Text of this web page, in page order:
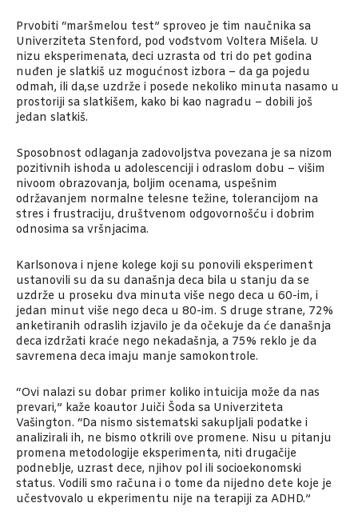
Prvobiti “maršmelou test” sproveo je tim naučnika sa
Univerziteta Stenford, pod vođstvom Voltera Mišela. U
nizu eksperimenata, deci uzrasta od tri do pet godina
nuđen je slatkiš uz mogućnost izbora – da ga pojedu
odmah, ili da,se uzdrže i posede nekoliko minuta nasamo u
prostoriji sa slatkišem, kako bi kao nagradu – dobili još
jedan slatkiš.
Sposobnost odlaganja zadovoljstva povezana je sa nizom
pozitivnih ishoda u adolescenciji i odraslom dobu – višim
nivoom obrazovanja, boljim ocenama, uspešnim
održavanjem normalne telesne težine, tolerancijom na
stres i frustraciju, društvenom odgovornošću i dobrim
odnosima sa vršnjacima.
Karlsonova i njene kolege koji su ponovili eksperiment
ustanovili su da su današnja deca bila u stanju da se
uzdrže u proseku dva minuta više nego deca u 60-im, i
jedan minut više nego deca u 80-im. S druge strane, 72%
anketiranih odraslih izjavilo je da očekuje da će današnja
deca izdržati kraće nego nekadašnja, a 75% reklo je da
savremena deca imaju manje samokontrole.
“Ovi nalazi su dobar primer koliko intuicija može da nas
prevari,” kaže koautor Juiči Šoda sa Univerziteta
Vašington. “Da nismo sistematski sakupljali podatke i
analizirali ih, ne bismo otkrili ove promene. Nisu u pitanju
promena metodologije eksperimenta, niti drugačije
podneblje, uzrast dece, njihov pol ili socioekonomski
status. Vodili smo računa i o tome da nijedno dete koje je
učestvovalo u ekperimentu nije na terapiji za ADHD.”